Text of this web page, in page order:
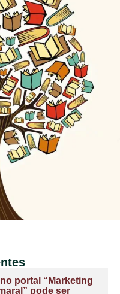
portal “Marketing
pode ser